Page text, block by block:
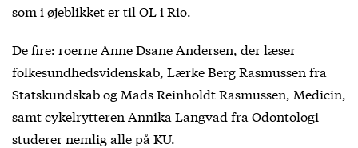
som i øjeblikket er til OL i Rio.
De fire: roerne Anne Dsane Andersen, der læser
folkesundhedsvidenskab, Lærke Berg Rasmussen fra
Statskundskab og Mads Reinholdt Rasmussen, Medicin,
samt cykelrytteren Annika Langvad fra Odontologi
studerer nemlig alle på KU.